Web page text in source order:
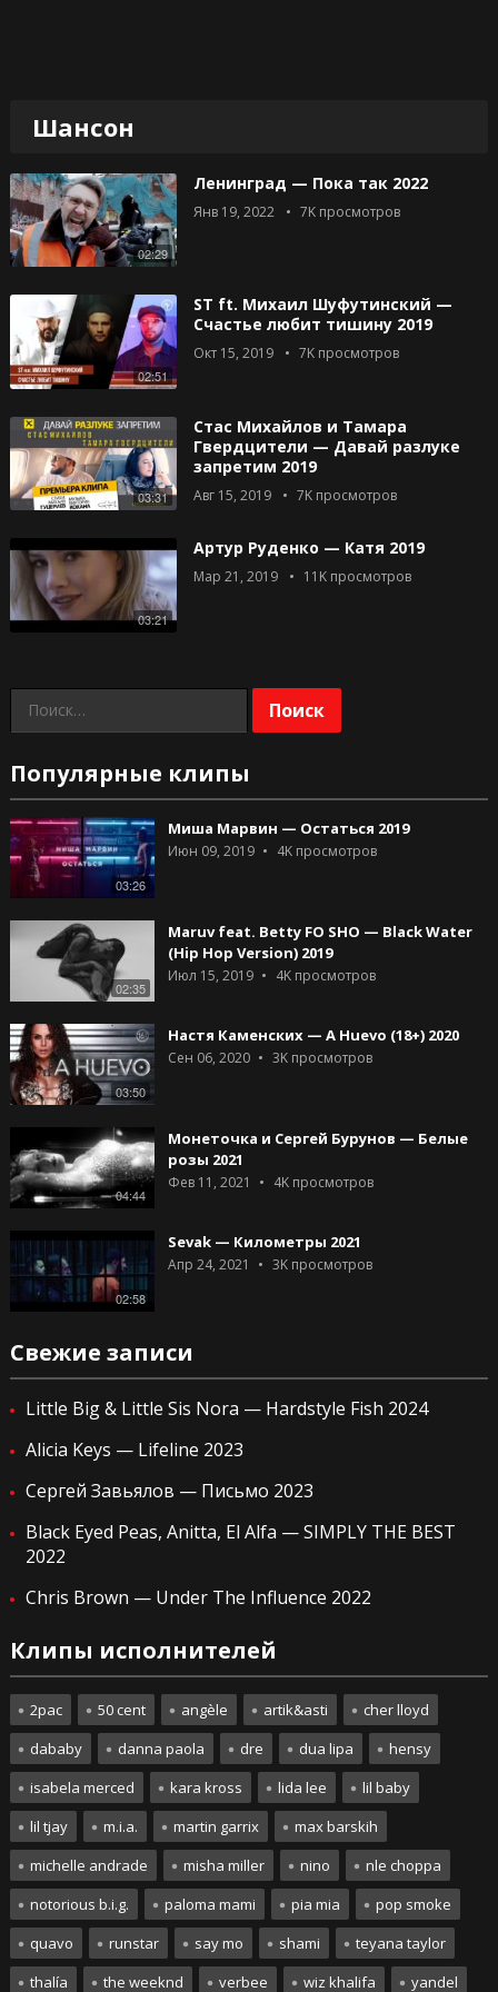
Шансон
02:29
Ленинград — Пока так 2022
Янв 19, 2022 7Kпросмотров
02:51
ST ft. Михаил Шуфутинский —
Счастье любит тишину 2019
Окт 15, 2019 7Kпросмотров
03:31
Стас Михайлов и Тамара
Гвердцители — Давай разлуке
запретим 2019
Авг 15, 2019 7Kпросмотров
03:21
Артур Руденко — Катя 2019
Мар 21, 2019 11Kпросмотров
Найти:
Популярные клипы
03:26
Миша Марвин — Остаться 2019
Июн 09, 2019 4Kпросмотров
02:35
Maruv feat. Betty FO SHO — Black Water
(Hip Hop Version) 2019
Июл 15, 2019 4Kпросмотров
03:50
Настя Каменских — A Huevo (18+) 2020
Сен 06, 2020 3Kпросмотров
04:44
Монеточка и Сергей Бурунов — Белые
розы 2021
Фев 11, 2021 4Kпросмотров
02:58
Sevak — Километры 2021
Апр 24, 2021 3Kпросмотров
Свежие записи
Little Big & Little Sis Nora — Hardstyle Fish 2024
Alicia Keys — Lifeline 2023
Сергей Завьялов — Письмо 2023
Black Eyed Peas, Anitta, El Alfa — SIMPLY THE BEST
2022
Chris Brown — Under The Influence 2022
Клипы исполнителей
2pac 50 cent angèle artik&asti
cher lloyd
dababy
danna paola dre dua lipa
hensy
isabela merced
kara kross lida lee
lil baby
lil tjay
m.i.a. martin garrix
max barskih
michelle andrade
misha miller nino
nle choppa
notorious b.i.g.
paloma mami pia mia
pop smoke
quavo
runstar say mo shami
teyana taylor
thalía
the weeknd verbee wiz khalifa yandel